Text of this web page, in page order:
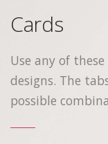
Cards
Use any of
designs. The
possible